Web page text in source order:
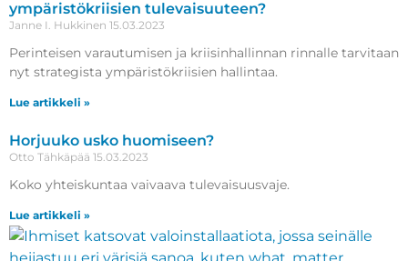
ympäristökriisien tulevaisuuteen?
Janne I. Hukkinen 15.03.2023
Perinteisen varautumisen ja kriisinhallinnan rinnalle tarvitaan
nyt strategista ympäristökriisien hallintaa.
Lue artikkeli »
Horjuuko usko huomiseen?
Otto Tähkäpää 15.03.2023
Koko yhteiskuntaa vaivaava tulevaisuusvaje.
Lue artikkeli »